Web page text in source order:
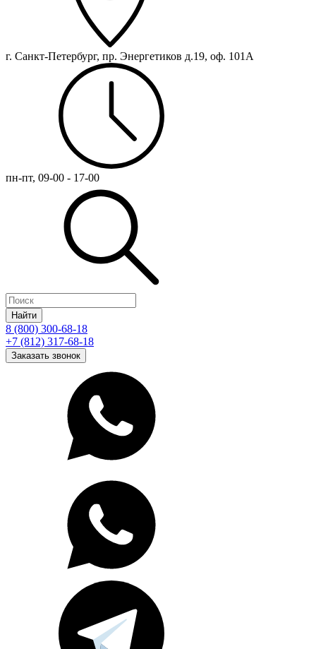
г. Санкт-Петербург, пр. Энергетиков д.19, оф. 101А
пн-пт, 09-00 - 17-00
Найти
8 (800) 300-68-18
+7 (812) 317-68-18
Заказать звонок